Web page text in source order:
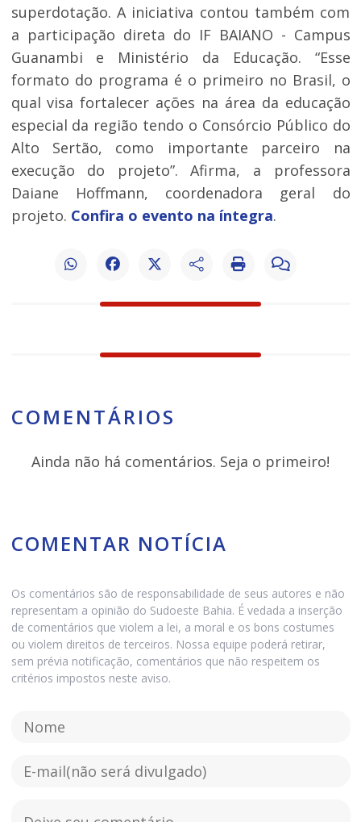
superdotação. A iniciativa contou também com
a participação direta do IF BAIANO - Campus
Guanambi e Ministério da Educação. “Esse
formato do programa é o primeiro no Brasil, o
qual visa fortalecer ações na área da educação
especial da região tendo o Consórcio Público do
Alto Sertão, como importante parceiro na
execução do projeto”. Afirma, a professora
Daiane Hoffmann, coordenadora geral do
projeto. Confira o evento na íntegra.
COMENTÁRIOS
Ainda não há comentários. Seja o primeiro!
COMENTAR NOTÍCIA
Os comentários são de responsabilidade de seus autores e não
representam a opinião do Sudoeste Bahia. É vedada a inserção
de comentários que violem a lei, a moral e os bons costumes
ou violem direitos de terceiros. Nossa equipe poderá retirar,
sem prévia notificação, comentários que não respeitem os
critérios impostos neste aviso.